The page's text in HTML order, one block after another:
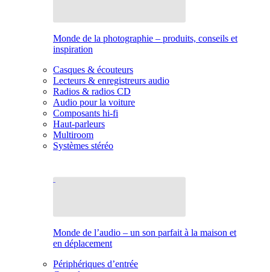
Monde de la photographie – produits, conseils et
inspiration
Casques & écouteurs
Lecteurs & enregistreurs audio
Radios & radios CD
Audio pour la voiture
Composants hi-fi
Haut-parleurs
Multiroom
Systèmes stéréo
Monde de l’audio – un son parfait à la maison et
en déplacement
Périphériques d’entrée